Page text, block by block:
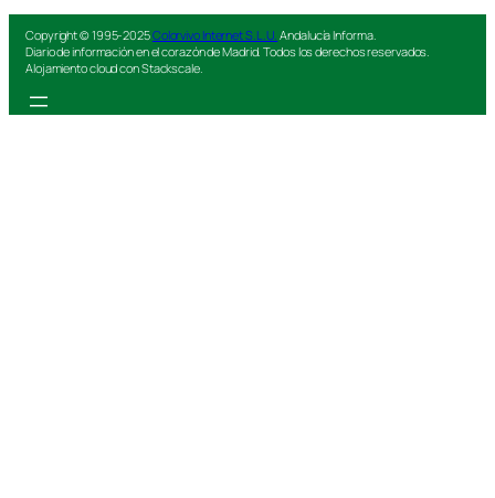
Copyright © 1995-2025Colorvivo Internet S.L.U. Andalucía Informa.
Diario de información en el corazón de Madrid. Todos los derechos reservados.
Alojamiento cloud con Stackscale.